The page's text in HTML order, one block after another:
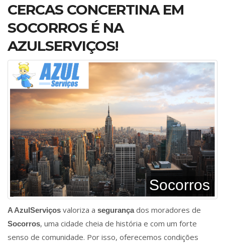
CERCAS CONCERTINA EM
SOCORROS É NA
AZULSERVIÇOS!
Socorros
A AzulServiços valoriza a segurançados moradores de
Socorros, uma cidade cheia de história e com um forte
senso de comunidade. Por isso, oferecemos condições